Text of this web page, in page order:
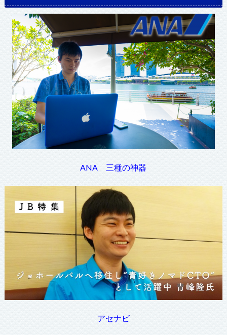
ANA 三種の神器
アセナビ